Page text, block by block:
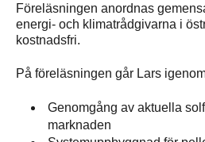
Föreläsningen anordnas
energi- och klimatrådgivarna i
kostnadsfri.
På föreläsningen går Lars
Genomgång av aktuella
marknaden